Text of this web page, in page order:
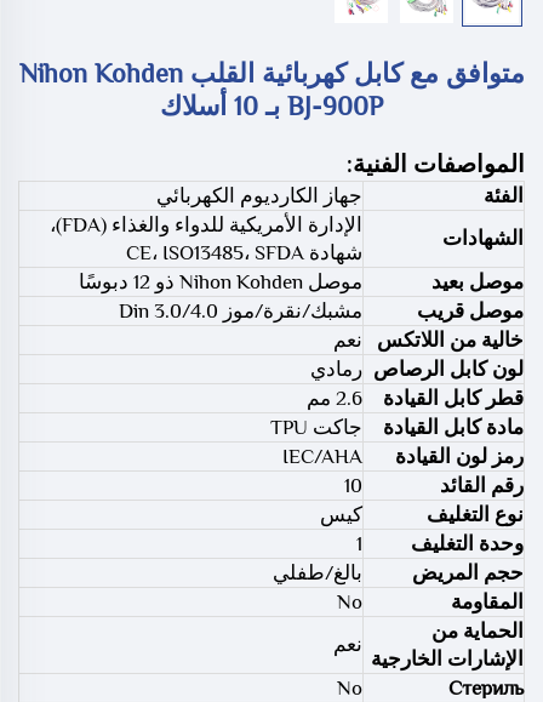
متوافق مع كابل كهربائية القلب Nihon Kohden
BJ-900P بـ 10 أسلاك
المواصفات الفنية:
الفئة
جهاز الكارديوم الكهربائي
الشهادات
الإدارة الأمريكية للدواء والغذاء (FDA)،
شهادة CE، ISO13485، SFDA
موصل بعيد
موصل Nihon Kohden ذو 12 دبوسًا
موصل قريب
مشبك/نقرة/موز 4.0/Din 3.0
خالية من اللاتكس
نعم
لون كابل الرصاص رمادي
قطر كابل القيادة
2.6 مم
مادة كابل القيادة
جاكت TPU
رمز لون القيادة
IEC/AHA
رقم القائد
10
نوع التغليف
كيس
وحدة التغليف
1
حجم المريض
بالغ/طفلي
المقاومة
No
الحماية من
الإشارات الخارجية
نعم
Стериль
No